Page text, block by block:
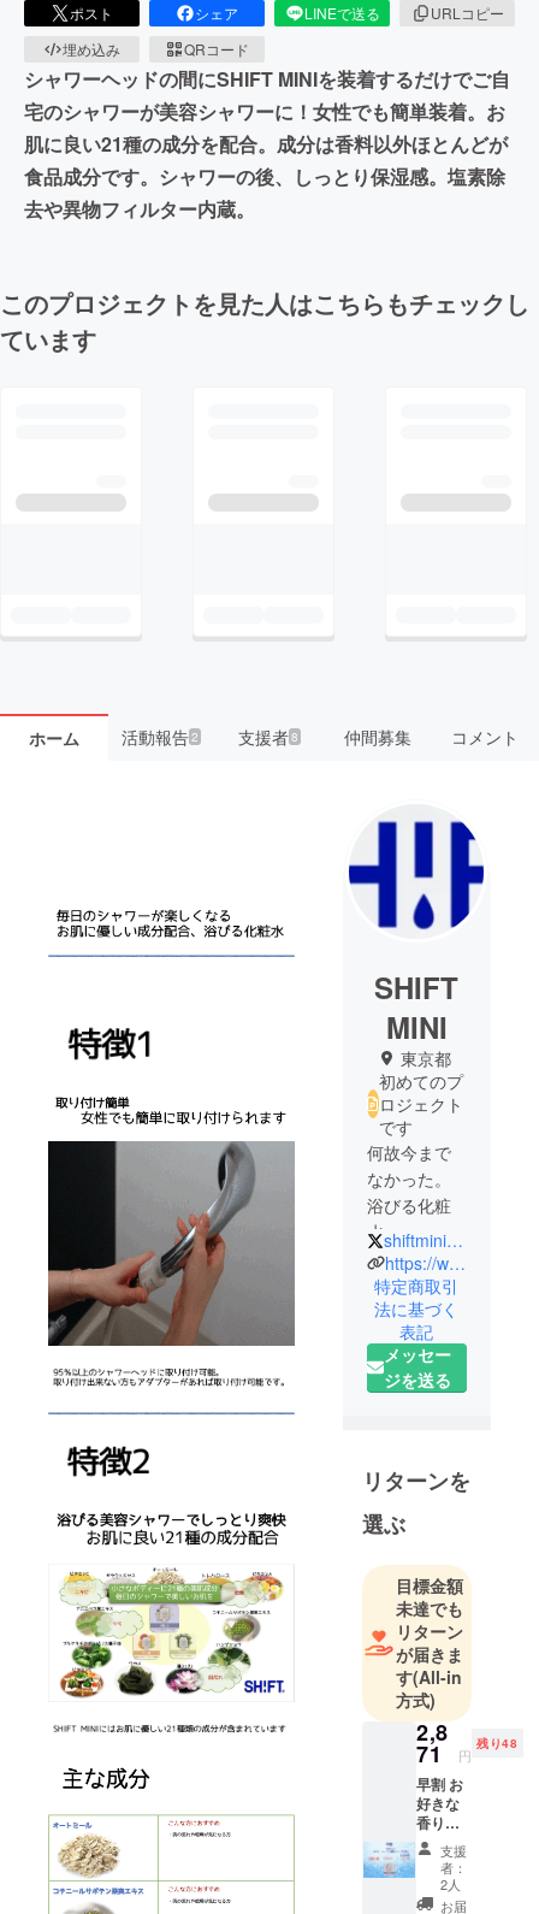
ポスト シェア LINEで送る
URLコピー
埋め込み
QRコード
シャワーヘッドの間にSHIFT MINIを装着するだけでご自
宅のシャワーが美容シャワーに！女性でも簡単装着。お
肌に良い21種の成分を配合。成分は香料以外ほとんどが
食品成分です。シャワーの後、しっとり保湿感。塩素除
去や異物フィルター内蔵。
このプロジェクトを見た人はこちらもチェックし
ています
ホーム 活動報告2 支援者8 仲間募集 コメント
SHIFT
MINI
東京都
初めてのプ
ロジェクト
です
何故今まで
なかった。
浴びる化粧
水
【SHIFT
MINI】
毎日のシャ
ワーで美し
くなる。
自宅のシャ
け。
簡単設置で
浴びる美肌
早変わり。
21種の身体
に安全な美
容成分配
合。
異物除去、
塩素除去
フィルター
も搭載。
SHIFT MINI
で快適バス
タイムを。
shiftminioffi
https://www.shiftminiofficial.com/
特定商取引
法に基づく
表記
メッセー
ジを送る
リターンを
選ぶ
目標金額
未達でも
リターン
が届きま
す(All-in
方式)
2,8
71 円
残り48
早割 お
好きな
香り一
つご購
入
ALICE
：ハー
支援
者：
2人
お届